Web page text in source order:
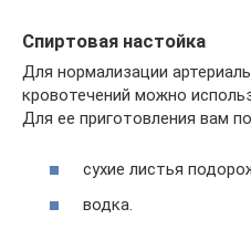
Спиртовая настойка
Для нормализации
кровотечений можно
Для ее приготовления вам
сухие листья
водка.